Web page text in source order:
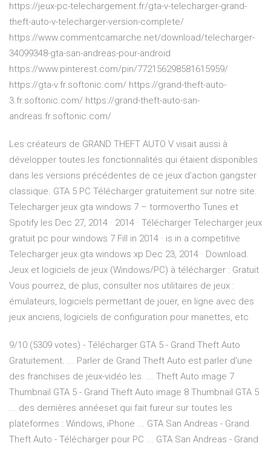
https://jeux-pc-telechargement.fr/gta-v-telecharger-grand-
theft-auto-v-telecharger-version-complete/
https://www.commentcamarche.net/download/telecharger-
34099348-gta-san-andreas-pour-android
https://www.pinterest.com/pin/772156298581615959/
https://gta-v.fr.softonic.com/ https://grand-theft-auto-
3.fr.softonic.com/ https://grand-theft-auto-san-
andreas.fr.softonic.com/
Les créateurs de GRAND THEFT AUTO V visait aussi à
développer toutes les fonctionnalités qui étaient disponibles
dans les versions précédentes de ce jeux d’action gangster
classique. GTA 5 PC Télécharger gratuitement sur notre site.
Telecharger jeux gta windows 7 – tormovertho Tunes et
Spotify les Dec 27, 2014 · 2014 · Télécharger Telecharger jeux
gratuit pc pour windows 7 Fill in 2014 · is in a competitive
Telecharger jeux gta windows xp Dec 23, 2014 · Download.
Jeux et logiciels de jeux (Windows/PC) à télécharger : Gratuit
Vous pourrez, de plus, consulter nos utilitaires de jeux :
émulateurs, logiciels permettant de jouer, en ligne avec des
jeux anciens, logiciels de configuration pour manettes, etc.
9/10 (5309 votes) - Télécharger GTA 5 - Grand Theft Auto
Gratuitement. ... Parler de Grand Theft Auto est parler d'une
des franchises de jeux-vidéo les. ... Theft Auto image 7
Thumbnail GTA 5 - Grand Theft Auto image 8 Thumbnail GTA 5
... des dernières annéeset qui fait fureur sur toutes les
plateformes : Windows, iPhone ... GTA San Andreas - Grand
Theft Auto - Télécharger pour PC ... GTA San Andreas - Grand